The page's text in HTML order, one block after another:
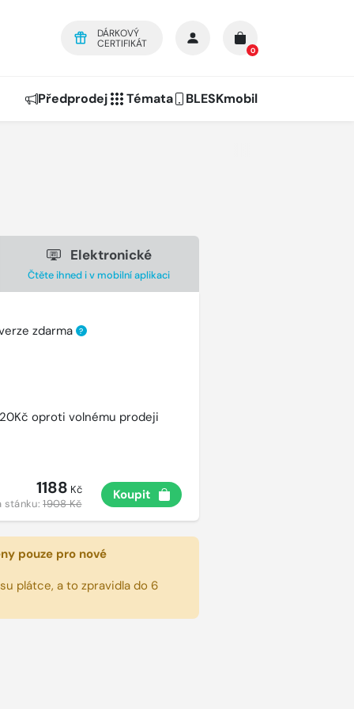
DÁRKOVÝ
CERTIFIKÁT
0
Předprodej Témata BLESKmobil
Elektronické
Čtěte ihned i v mobilní aplikaci
zdarma ?
oproti volnému prodeji
1188 Kč
stánku:1908 Kč
Koupit
pouze pro nové
plátce, a to zpravidla do 6